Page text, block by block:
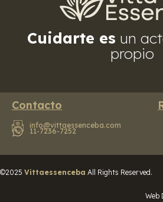
Cuidarte es un
propio
Contacto
info@vittaessenceba.com
11-7236-7252
©2025 Vittaessenceba All Rights Reserved.
Web